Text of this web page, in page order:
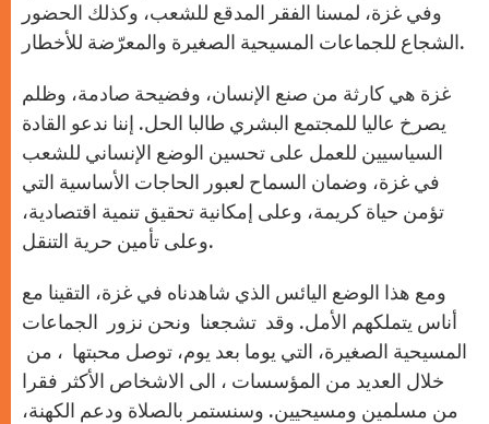
وفي غزة، لمسنا الفقر المدقع للشعب، وكذلك الحضور
الشجاع للجماعات المسيحية الصغيرة والمعرّضة للأخطار.
غزة هي كارثة من صنع الإنسان، وفضيحة صادمة، وظلم
يصرخ عاليا للمجتمع البشري طالبا الحل. إننا ندعو القادة
السياسيين للعمل على تحسين الوضع الإنساني للشعب
في غزة، وضمان السماح لعبور الحاجات الأساسية التي
تؤمن حياة كريمة، وعلى إمكانية تحقيق تنمية اقتصادية،
وعلى تأمين حرية التنقل.
ومع هذا الوضع اليائس الذي شاهدناه في غزة، التقينا مع
أناس يتملكهم الأمل. وقد تشجعنا ونحن نزور الجماعات
المسيحية الصغيرة، التي يوما بعد يوم، توصل محبتها ، من
خلال العديد من المؤسسات ، الى الاشخاص الأكثر فقرا
من مسلمين ومسيحيين. وسنستمر بالصلاة ودعم الكهنة،